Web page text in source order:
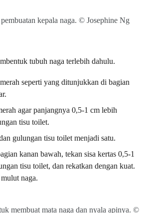
kepala naga. © Josephine Ng
tubuh naga terlebih dahulu.
seperti yang ditunjukkan di bagian
agar panjangnya 0,5-1 cm lebih
tisu toilet.
gulungan tisu toilet menjadi satu.
kanan bawah, tekan sisa kertas 0,5-1
tisu toilet, dan rekatkan dengan kuat.
naga.
membuat mata naga dan nyala apinya. ©